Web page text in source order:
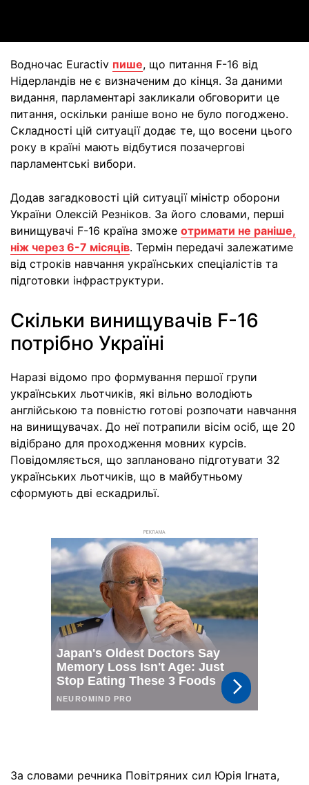
Водночас Euractiv пише, що питання F-16 від
Нідерландів не є визначеним до кінця. За даними
видання, парламентарі закликали обговорити це
питання, оскільки раніше воно не було погоджено.
Складності цій ситуації додає те, що восени цього
року в країні мають відбутися позачергові
парламентські вибори.
Додав загадковості цій ситуації міністр оборони
України Олексій Резніков. За його словами, перші
винищувачі F-16 країна зможе отримати не раніше,
ніж через 6-7 місяців. Термін передачі залежатиме
від строків навчання українських спеціалістів та
підготовки інфраструктури.
Скільки винищувачів F-16
потрібно Україні
Наразі відомо про формування першої групи
українських льотчиків, які вільно володіють
англійською та повністю готові розпочати навчання
на винищувачах. До неї потрапили вісім осіб, ще 20
відібрано для проходження мовних курсів.
Повідомляється, що заплановано підготувати 32
українських льотчиків, що в майбутньому
сформують дві ескадрильї.
РЕКЛАМА
За словами речника Повітряних сил Юрія Ігната,